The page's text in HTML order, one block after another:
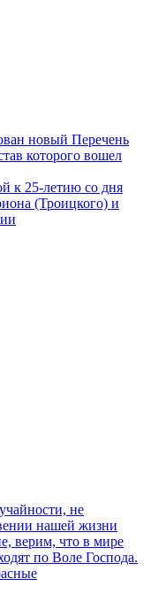
новый Перечень
которого вошел
к 25-летию со дня
(Троицкого) и
не
нашей жизни
верим, что в мире
по Воле Господа.